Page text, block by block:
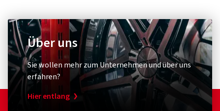
Über uns
Sie wollen mehr zum Unternehmen und über uns
erfahren?
Hier entlang